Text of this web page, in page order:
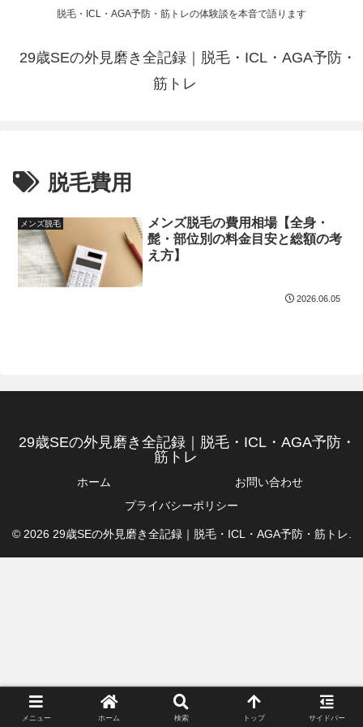
脱毛・ICL・AGA予防・筋トレの体験談を本音で語ります
29歳SEの外見磨き全記録｜脱毛・ICL・AGA予防・
筋トレ
脱毛費用
メンズ脱毛
メンズ脱毛の費用相場【全身・
髭・部位別の料金目安と総額の考
え方】
2026.06.05
29歳SEの外見磨き全記録｜脱毛・ICL・AGA予防・
筋トレ
ホーム
お問い合わせ
プライバシーポリシー
© 2026 29歳SEの外見磨き全記録｜脱毛・ICL・AGA予防・筋トレ.
メニュー ホーム 検索 トップ サイドバー